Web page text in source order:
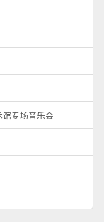
馆专场音乐会